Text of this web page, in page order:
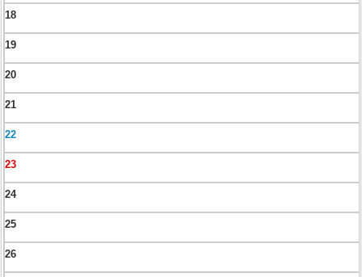
18
19
20
21
22
23
24
25
26